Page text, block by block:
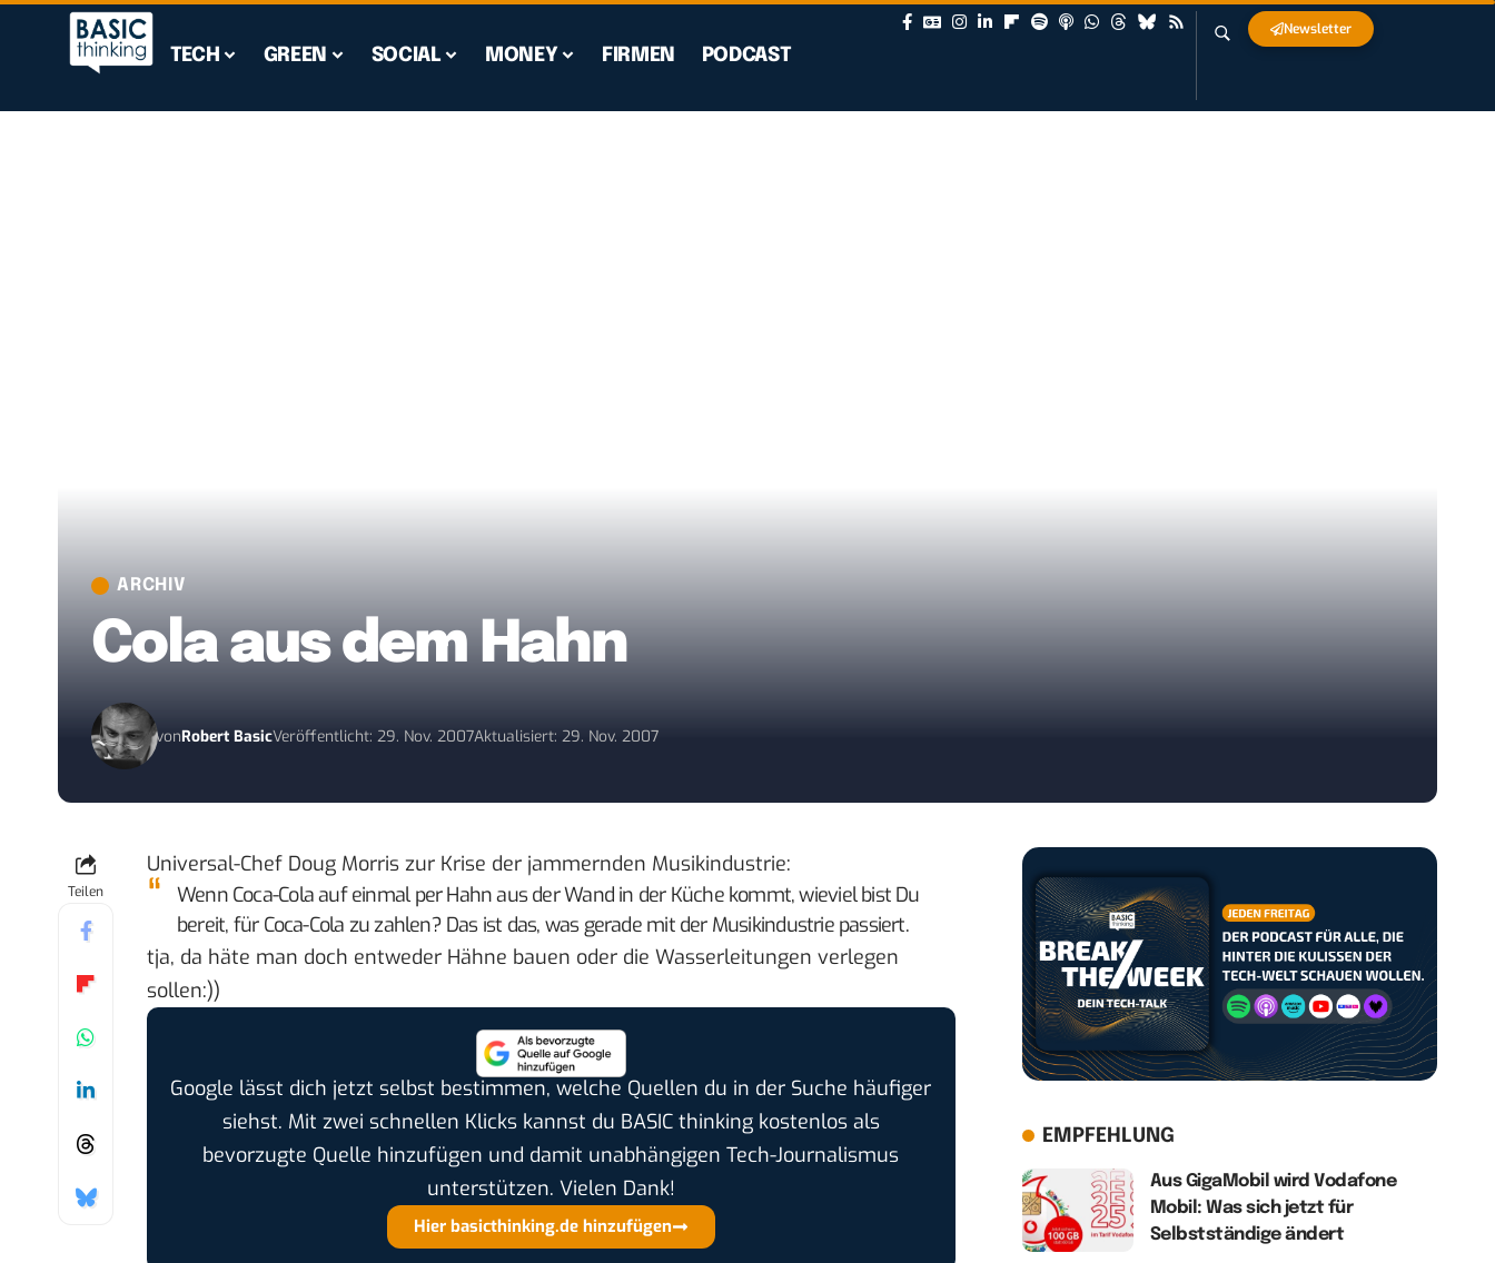
TECH GREEN SOCIAL MONEY FIRMEN PODCAST
Newsletter
ARCHIV
Cola aus dem Hahn
vonRobert BasicVeröffentlicht: 29. Nov. 2007Aktualisiert: 29. Nov. 2007
Teilen
Universal-Chef Doug Morris zur Krise der jammernden Musikindustrie:
Wenn Coca-Cola auf einmal per Hahn aus der Wand in der Küche kommt, wieviel bist Du
bereit, für Coca-Cola zu zahlen? Das ist das, was gerade mit der Musikindustrie passiert.
tja, da häte man doch entweder Hähne bauen oder die Wasserleitungen verlegen
sollen:))
Google lässt dich jetzt selbst bestimmen, welche Quellen du in der Suche häufiger
siehst. Mit zwei schnellen Klicks kannst du BASIC thinking kostenlos als
bevorzugte Quelle hinzufügen und damit unabhängigen Tech-Journalismus
unterstützen. Vielen Dank!
Hier basicthinking.de hinzufügen
EMPFEHLUNG
Aus GigaMobil wird Vodafone
Mobil: Was sich jetzt für
Selbstständige ändert